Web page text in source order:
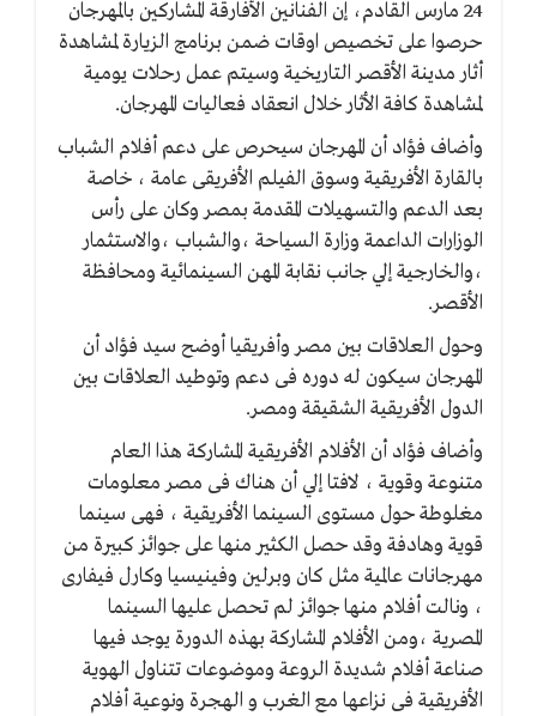
24 مارس القادم، إن الفنانين الأفارقة المشاركين بالمهرجان
حرصوا على تخصيص اوقات ضمن برنامج الزيارة لمشاهدة
أثار مدينة الأقصر التاريخية وسيتم عمل رحلات يومية
لمشاهدة كافة الأثار خلال انعقاد فعاليات المهرجان.
وأضاف فؤاد أن المهرجان سيحرص على دعم أفلام الشباب
بالقارة الأفريقية وسوق الفيلم الأفريقى عامة ، خاصة
بعد الدعم والتسهيلات المقدمة بمصر وكان على رأس
الوزارات الداعمة وزارة السياحة ،والشباب ،والاستثمار
،والخارجية إلي جانب نقابة المهن السينمائية ومحافظة
الأقصر.
وحول العلاقات بين مصر وأفريقيا أوضح سيد فؤاد أن
المهرجان سيكون له دوره فى دعم وتوطيد العلاقات بين
الدول الأفريقية الشقيقة ومصر.
وأضاف فؤاد أن الأفلام الأفريقية المشاركة هذا العام
متنوعة وقوية ، لافتا إلي أن هناك فى مصر معلومات
مغلوطة حول مستوى السينما الأفريقية ، فهى سينما
قوية وهادفة وقد حصل الكثير منها على جوائز كبيرة من
مهرجانات عالمية مثل كان وبرلين وفينيسيا وكارل فيفارى
، ونالت أفلام منها جوائز لم تحصل عليها السينما
المصرية ،ومن الأفلام المشاركة بهذه الدورة يوجد فيها
صناعة أفلام شديدة الروعة وموضوعات تتناول الهوية
الأفريقية فى نزاعها مع الغرب و الهجرة ونوعية أفلام